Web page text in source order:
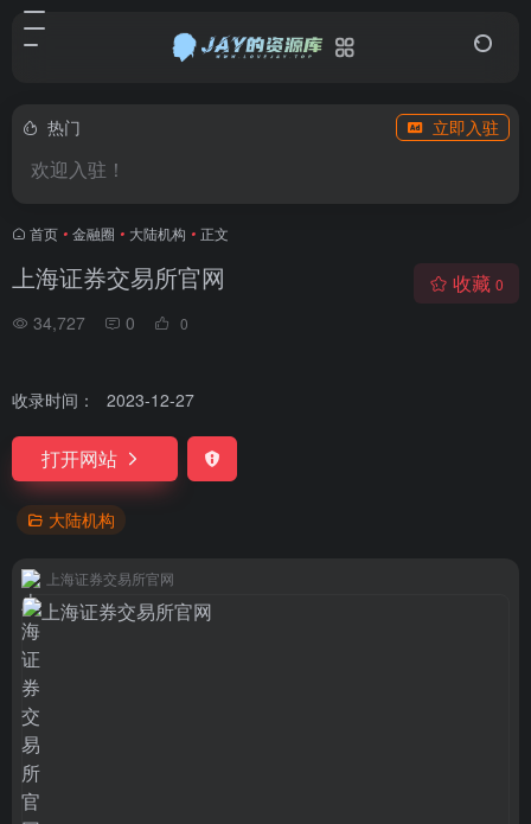
热门 立即入驻
欢迎入驻！
首页 • 金融圈 • 大陆机构 • 正文
上海证券交易所官网
34,727 0 0
收藏 0
收录时间： 2023-12-27
打开网站
大陆机构
上海证券交易所官网